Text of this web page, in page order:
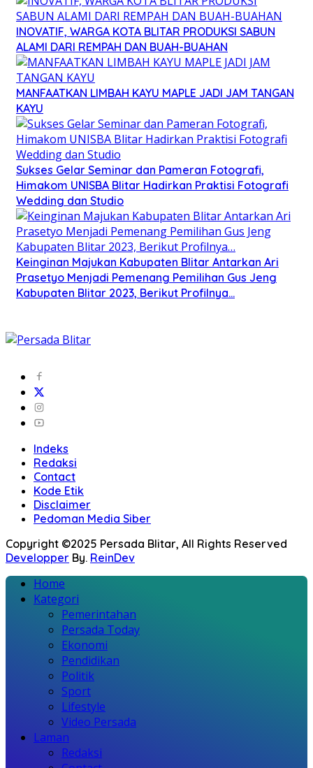
INOVATIF, WARGA KOTA BLITAR PRODUKSI SABUN
ALAMI DARI REMPAH DAN BUAH-BUAHAN
MANFAATKAN LIMBAH KAYU MAPLE JADI JAM TANGAN
KAYU
Sukses Gelar Seminar dan Pameran Fotografi,
Himakom UNISBA Blitar Hadirkan Praktisi Fotografi
Wedding dan Studio
Keinginan Majukan Kabupaten Blitar Antarkan Ari
Prasetyo Menjadi Pemenang Pemilihan Gus Jeng
Kabupaten Blitar 2023, Berikut Profilnya…
Indeks
Redaksi
Contact
Kode Etik
Disclaimer
Pedoman Media Siber
Copyright ©2025 Persada Blitar, All Rights Reserved
Developper By. ReinDev
Home
Kategori
Pemerintahan
Persada Today
Ekonomi
Pendidikan
Politik
Sport
Lifestyle
Video Persada
Laman
Redaksi